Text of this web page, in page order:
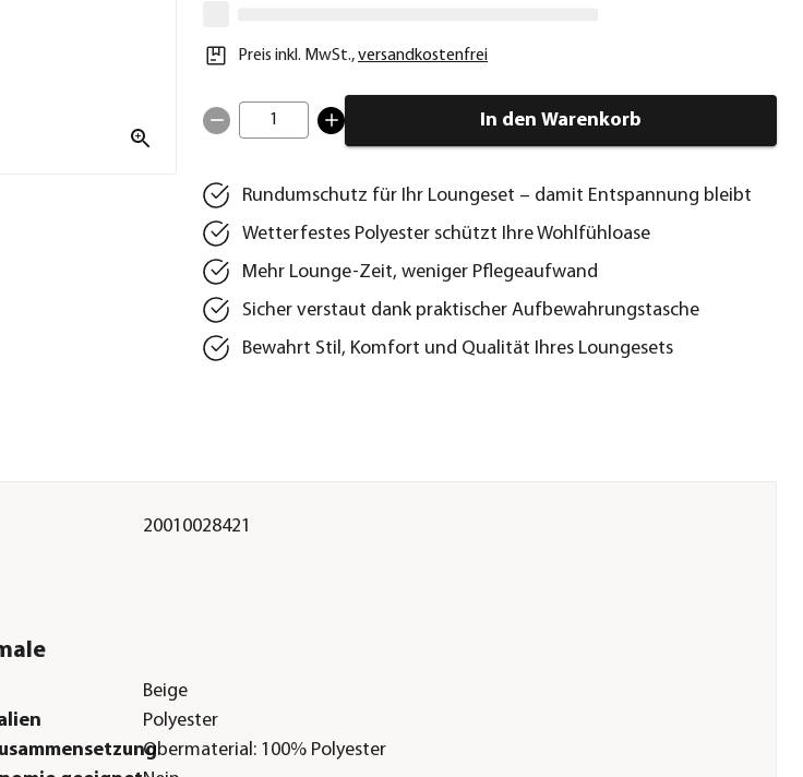
Preis inkl. MwSt.,versandkostenfrei
1 In den Warenkorb
Rundumschutz für Ihr Loungeset – damit Entspannung bleibt
Wetterfestes Polyester schützt Ihre Wohlfühloase
Mehr Lounge-Zeit, weniger Pflegeaufwand
Sicher verstaut dank praktischer Aufbewahrungstasche
Bewahrt Stil, Komfort und Qualität Ihres Loungesets
20010028421
Beige
Polyester
Obermaterial: 100% Polyester